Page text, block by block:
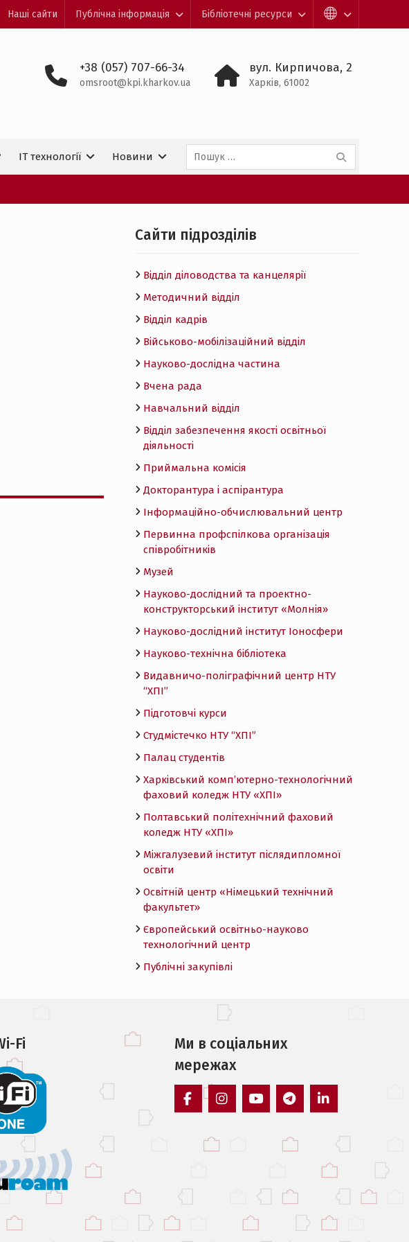
Наші сайти Публічна інформація Бібліотечні ресурси
+38 (057) 707-66-34
omsroot@kpi.kharkov.ua
вул. Кирпичова, 2
Харків, 61002
IT технологiї Новини
Пошук:
Cайти підрозділів
Відділ діловодства та канцелярії
Методичний відділ
Відділ кадрів
Військово-мобілізаційний відділ
Науково-дослідна частина
Вчена рада
Навчальний відділ
Відділ забезпечення якості освітньої
діяльності
Приймальна комісія
Докторантура і аспірантура
Інформаційно-обчислювальний центр
Первинна профспілкова організація
співробітників
Музей
Науково-дослідний та проектно-
конструкторський інститут «Молнія»
Науково-дослідний інститут Іоносфери
Науково-технічна бібліотека
Видавничо-поліграфічний центр НТУ
“ХПІ”
Підготовчі курси
Студмістечко НТУ “ХПІ”
Палац студентів
Харківський комп’ютерно-технологічний
фаховий коледж НТУ «ХПI»
Полтавський політехнічний фаховий
коледж НТУ «ХПI»
Міжгалузевий інститут післядипломної
освіти
Освітній центр «Німецький технічний
факультет»
Європейський освітньо-науково
технологічний центр
Публічні закупівлі
Fi
Ми в соцiальних
мережах